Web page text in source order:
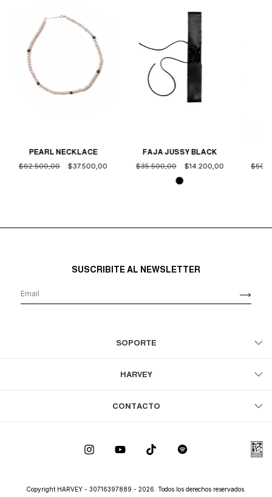
PEARL NECKLACE
$62.500,00
$37.500,00
FAJA JUSSY BLACK
$35.500,00
$14.200,00
SUSCRIBITE AL NEWSLETTER
SOPORTE
HARVEY
CONTACTO
Copyright HARVEY - 30716397889 - 2026. Todos los derechos reservados.